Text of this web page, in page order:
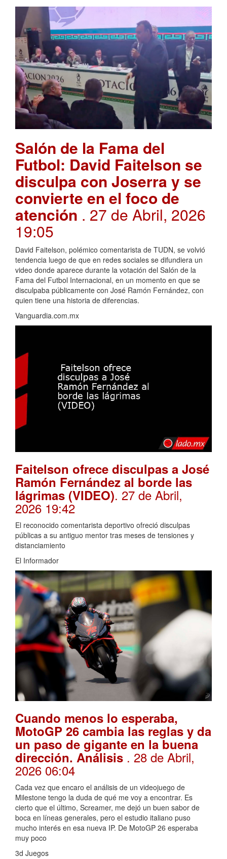
Salón de la Fama del
Futbol: David Faitelson se
disculpa con Joserra y se
convierte en el foco de
atención . 27 de Abril, 2026
19:05
David Faitelson, polémico comentarista de TUDN, se volvió
tendencia luego de que en redes sociales se difundiera un
video donde aparece durante la votación del Salón de la
Fama del Futbol Internacional, en un momento en que se
disculpaba públicamente con José Ramón Fernández, con
quien tiene una historia de diferencias.
Vanguardia.com.mx
Faitelson ofrece disculpas a José
Ramón Fernández al borde las
lágrimas (VIDEO). 27 de Abril,
2026 19:42
El reconocido comentarista deportivo ofreció disculpas
públicas a su antiguo mentor tras meses de tensiones y
distanciamiento
El Informador
Cuando menos lo esperaba,
MotoGP 26 cambia las reglas y da
un paso de gigante en la buena
dirección. Análisis . 28 de Abril,
2026 06:04
Cada vez que encaro el análisis de un videojuego de
Milestone tengo la duda de qué me voy a encontrar. Es
cierto que el último, Screamer, me dejó un buen sabor de
boca en líneas generales, pero el estudio italiano puso
mucho interés en esa nueva IP. De MotoGP 26 esperaba
muy poco
3d Juegos